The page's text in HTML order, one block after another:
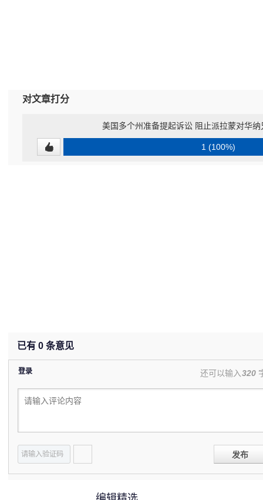
对文章打分
美国多个州准备提起诉讼 阻止派拉蒙对华
1 (100%)
已有 0 条意见
登录 还可以输入320
发布